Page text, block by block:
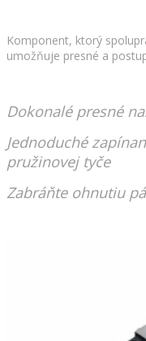
Komponent, ktorý
umožňuje presné a
Dokonalé presné
Jednoduché
pružinovej tyče
Zabráňte ohnutiu